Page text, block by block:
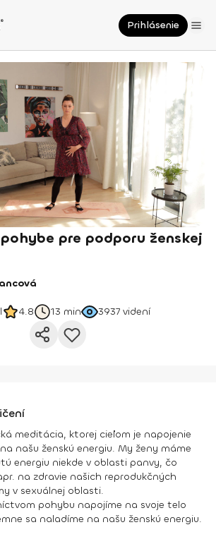
Prihlásenie
pre podporu ženskej
4.8 13 min 3937 videní
meditácia, ktorej cieľom je napojenie
našu ženskú energiu. My ženy máme
energiu niekde v oblasti panvy, čo
na zdravie našich reprodukčných
v sexuálnej oblasti.
pohybu napojíme na svoje telo
sa naladíme na našu ženskú energiu.